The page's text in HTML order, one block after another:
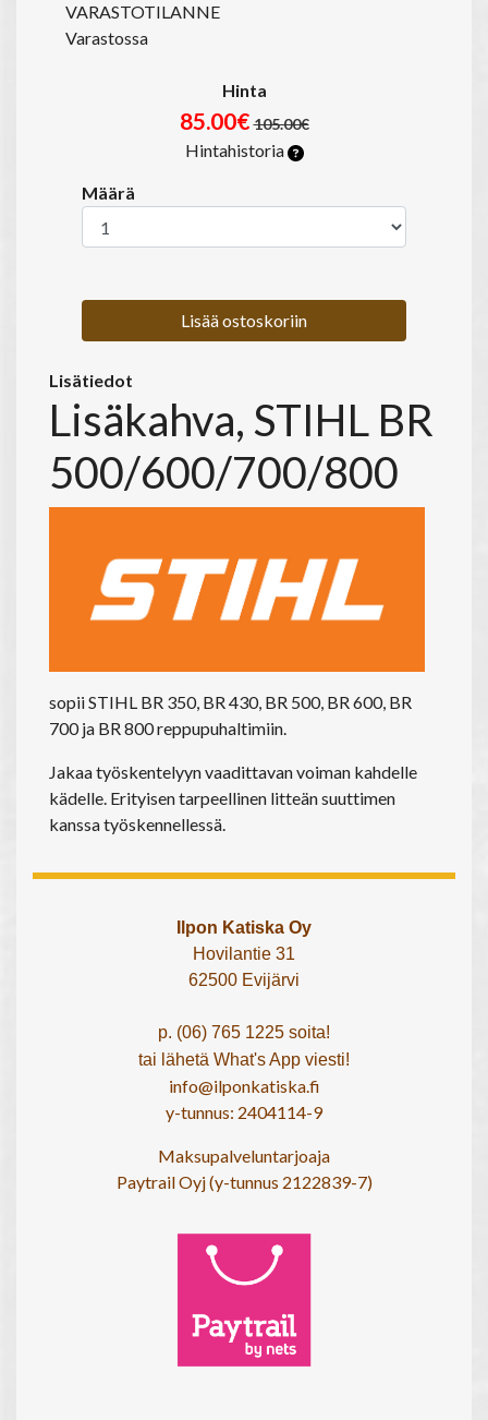
VARASTOTILANNE
Varastossa
Hinta
85.00€ 105.00€
Hintahistoria
Määrä
Lisää ostoskoriin
Lisätiedot
Lisäkahva, STIHL BR
500/600/700/800
sopii STIHL BR 350, BR 430, BR 500, BR 600, BR
700 ja BR 800 reppupuhaltimiin.
Jakaa työskentelyyn vaadittavan voiman kahdelle
kädelle. Erityisen tarpeellinen litteän suuttimen
kanssa työskennellessä.
Ilpon Katiska Oy
Hovilantie 31
62500 Evijärvi
p. (06) 765 1225 soita!
tai lähetä What's App viesti!
info@ilponkatiska.fi
y-tunnus: 2404114-9
Maksupalveluntarjoaja
Paytrail Oyj (y-tunnus 2122839-7)